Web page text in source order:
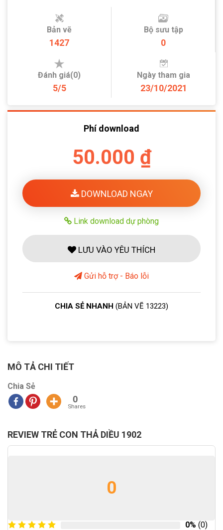
Bản vẽ
1427
Bộ sưu tập
0
Đánh giá(0)
5/5
Ngày tham gia
23/10/2021
Phí download
50.000 ₫
DOWNLOAD NGAY
Link download dự phòng
LƯU VÀO YÊU THÍCH
Gửi hỗ trợ - Báo lỗi
CHIA SẺ NHANH (BẢN VẼ 13223)
MÔ TẢ CHI TIẾT
Chia Sẻ
0
Shares
REVIEW TRẺ CON THẢ DIỀU 1902
0
0% (0)